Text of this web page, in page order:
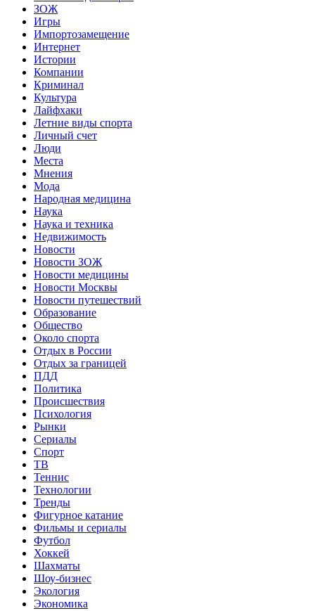
ЗОЖ
Игры
Импортозамещение
Интернет
Истории
Компании
Криминал
Культура
Лайфхаки
Летние виды спорта
Личный счет
Люди
Места
Мнения
Мода
Народная медицина
Наука
Наука и техника
Недвижимость
Новости
Новости ЗОЖ
Новости медицины
Новости Москвы
Новости путешествий
Образование
Общество
Около спорта
Отдых в России
Отдых за границей
ПДД
Политика
Происшествия
Психология
Рынки
Сериалы
Спорт
ТВ
Теннис
Технологии
Тренды
Фигурное катание
Фильмы и сериалы
Футбол
Хоккей
Шахматы
Шоу-бизнес
Экология
Экономика